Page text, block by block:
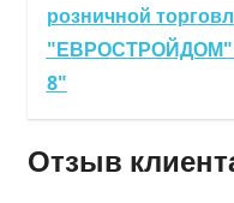
розничной
"ЕВРОСТРОЙДОМ"
8"
Отзыв